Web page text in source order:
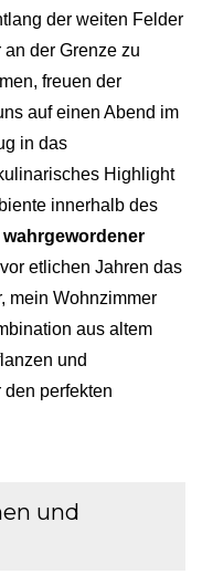
der weiten Felder
der Grenze zu
freuen der
auf einen Abend im
in das
Highlight
innerhalb des
wahrgewordener
etlichen Jahren das
mein Wohnzimmer
aus altem
und
perfekten
und